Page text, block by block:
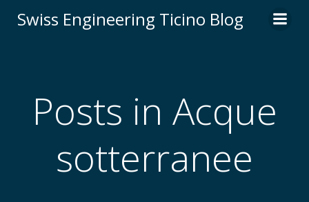
al
Swiss Engineering Ticino Blog
Posts in Acque
sotterranee